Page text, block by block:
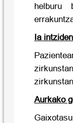
helburu
Ia
Aurkako